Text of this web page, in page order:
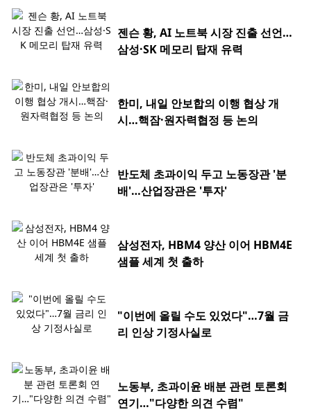
젠슨 황, AI 노트북 시장 진출 선언…
삼성·SK 메모리 탑재 유력
한미, 내일 안보합의 이행 협상 개
시…핵잠·원자력협정 등 논의
반도체 초과이익 두고 노동장관 '분
배'…산업장관은 '투자'
삼성전자, HBM4 양산 이어 HBM4E
샘플 세계 첫 출하
"이번에 올릴 수도 있었다"…7월 금
리 인상 기정사실로
노동부, 초과이윤 배분 관련 토론회
연기…"다양한 의견 수렴"